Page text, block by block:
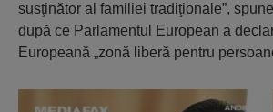
susţinător al familiei tradiţionale”,
după ce Parlamentul European a
Europeană „zonă liberă pentru